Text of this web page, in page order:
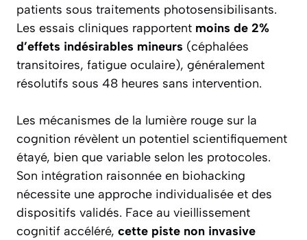
patients sous traitements photosensibilisants.
Les essais cliniques rapportent moins de 2%
d’effets indésirables mineurs (céphalées
transitoires, fatigue oculaire), généralement
résolutifs sous 48 heures sans intervention.
Les mécanismes de la lumière rouge sur la
cognition révèlent un potentiel scientifiquement
étayé, bien que variable selon les protocoles.
Son intégration raisonnée en biohacking
nécessite une approche individualisée et des
dispositifs validés. Face au vieillissement
cognitif accéléré, cette piste non invasive